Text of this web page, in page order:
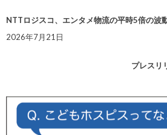
NTTロジスコ、エンタメ物流の平時5倍の
2026年7月21日
プレスリ